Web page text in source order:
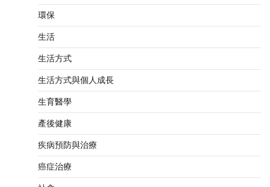
環保
生活
生活方式
生活方式與個人成長
生育醫學
產後健康
疾病預防與治療
癌症治療